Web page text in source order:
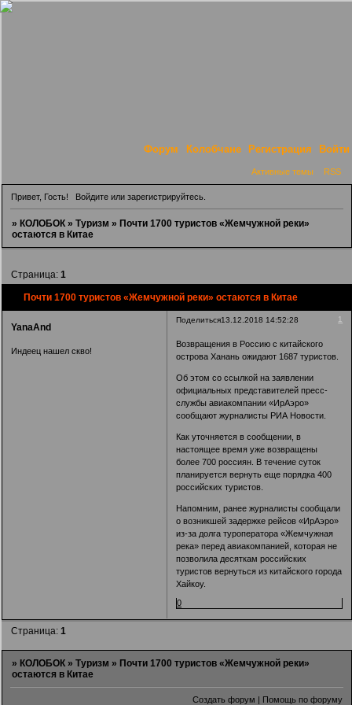
Форум Колобчане Регистрация Войти
Активные темы RSS
Привет, Гость! Войдитеили зарегистрируйтесь.
»КОЛОБОК »Туризм »Почти 1700 туристов «Жемчужной реки»
остаются в Китае
Почти 1700 туристов «Жемчужной реки» остаются в Китае
Страница:1
Поделиться 1
13.12.2018 14:52:28
YanaAnd
Индеец нашел скво!
Возвращения в Россию с китайского
острова Ханань ожидают 1687 туристов.
Об этом со ссылкой на заявлении
официальных представителей пресс-
службы авиакомпании «ИрАэро»
сообщают журналисты РИА Новости.
Как уточняется в сообщении, в
настоящее время уже возвращены
более 700 россиян. В течение суток
планируется вернуть еще порядка 400
российских туристов.
Напомним, ранее журналисты сообщали
о возникшей задержке рейсов «ИрАэро»
из-за долга туроператора «Жемчужная
река» перед авиакомпанией, которая не
позволила десяткам российских
туристов вернуться из китайского города
Хайкоу.
0
Страница:1
» КОЛОБОК »Туризм » Почти 1700 туристов «Жемчужной реки»
остаются в Китае
Создать форум | Помощь по форуму